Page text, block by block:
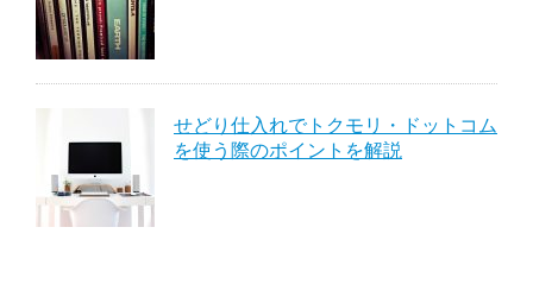
せどり仕入れでトクモリ・ドットコム
を使う際のポイントを解説